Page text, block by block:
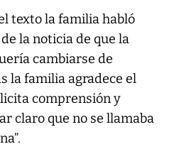
texto la familia habló
la noticia de que la
cambiarse de
la familia agradece el
comprensión y
claro que no se llamaba